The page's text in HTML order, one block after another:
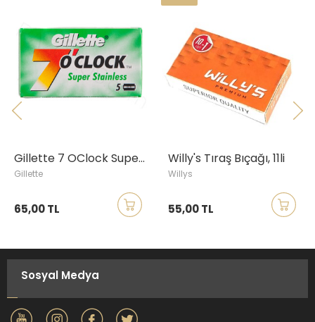
Gillette 7 OClock Super Stainless Tıraş Bıçağı, 5li
Gillette
65,00 TL
Willy's Tıraş Bıçağı, 11li
Willys
55,00 TL
Sosyal Medya